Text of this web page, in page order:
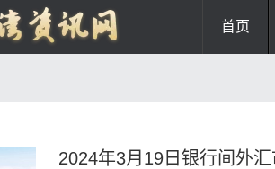
首页
2024年3月19日银行间外